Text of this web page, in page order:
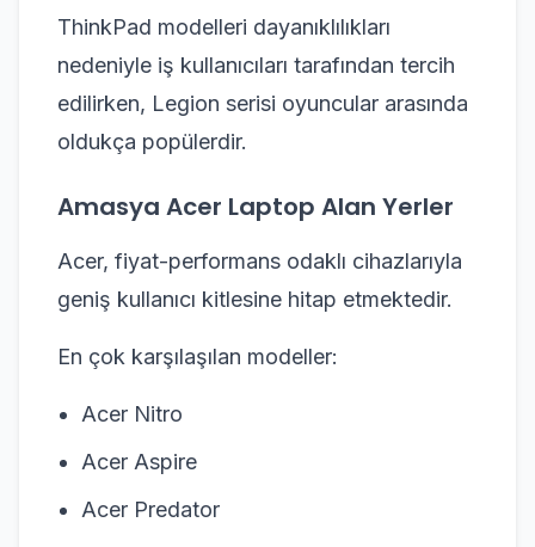
ThinkPad modelleri dayanıklılıkları
nedeniyle iş kullanıcıları tarafından tercih
edilirken, Legion serisi oyuncular arasında
oldukça popülerdir.
Amasya Acer Laptop Alan Yerler
Acer, fiyat-performans odaklı cihazlarıyla
geniş kullanıcı kitlesine hitap etmektedir.
En çok karşılaşılan modeller:
Acer Nitro
Acer Aspire
Acer Predator